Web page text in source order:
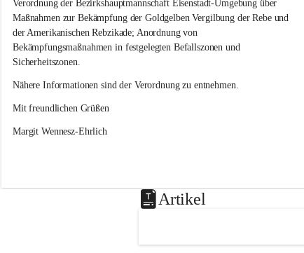
s
l
i
p
Verordnung der Bezirkshauptmannschaft Eisenstadt-Umgebung über
Maßnahmen zur Bekämpfung der Goldgelben Vergilbung der Rebe und
der Amerikanischen Rebzikade; Anordnung von
Bekämpfungsmaßnahmen in festgelegten Befallszonen und
Sicherheitszonen.
Nähere Informationen sind der Verordnung zu entnehmen.
Mit freundlichen Grüßen
Margit Wennesz-Ehrlich
Artikel